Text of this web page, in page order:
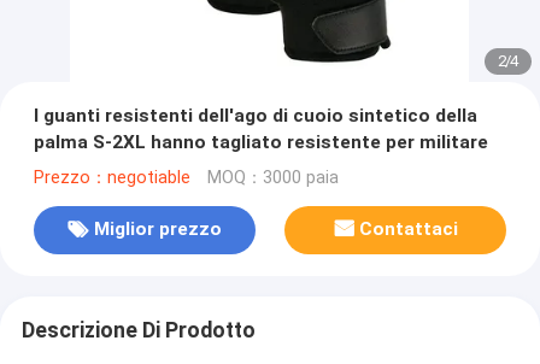
2/4
I guanti resistenti dell'ago di cuoio sintetico della
palma S-2XL hanno tagliato resistente per militare
Prezzo：negotiable MOQ：3000 paia
Miglior prezzo Contattaci
Descrizione Di Prodotto